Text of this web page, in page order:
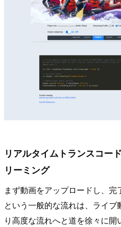
リアルタイムトランスコー
リーミング
まず動画をアップロードし、
という一般的な流れは、ライ
り高度な流れへと道を徐々に開